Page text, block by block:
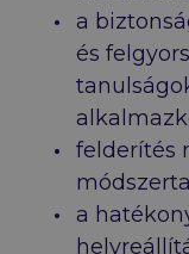
a
és
felderítés
a